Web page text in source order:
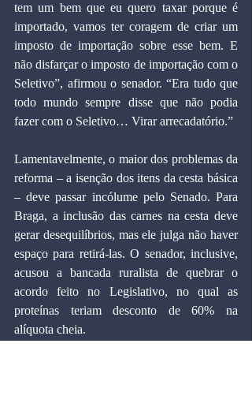
tem um bem que eu quero taxar porque é
importado, vamos ter coragem de criar um
imposto de importação sobre esse bem. E
não disfarçar o imposto de importação com o
Seletivo”, afirmou o senador. “Era tudo que
todo mundo sempre disse que não podia
fazer com o Seletivo… Virar arrecadatório.”
Lamentavelmente, o maior dos problemas da
reforma – a isenção dos itens da cesta básica
– deve passar incólume pelo Senado. Para
Braga, a inclusão das carnes na cesta deve
gerar desequilíbrios, mas ele julga não haver
espaço para retirá-las. O senador, inclusive,
acusou a bancada ruralista de quebrar o
acordo feito no Legislativo, no qual as
proteínas teriam desconto de 60% na
alíquota cheia.